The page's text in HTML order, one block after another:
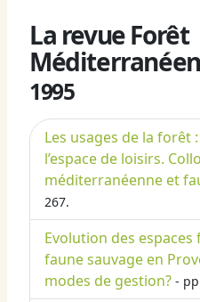
La revue Forêt
1995
Les usages de la forêt
l’espace de loisirs.
méditerranéenne et
267.
Evolution des
faune sauvage en
modes de gestion? -